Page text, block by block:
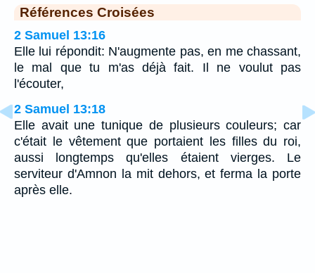
Références Croisées
2 Samuel 13:16
Elle lui répondit: N'augmente pas, en me chassant,
le mal que tu m'as déjà fait. Il ne voulut pas
l'écouter,
2 Samuel 13:18
Elle avait une tunique de plusieurs couleurs; car
c'était le vêtement que portaient les filles du roi,
aussi longtemps qu'elles étaient vierges. Le
serviteur d'Amnon la mit dehors, et ferma la porte
après elle.